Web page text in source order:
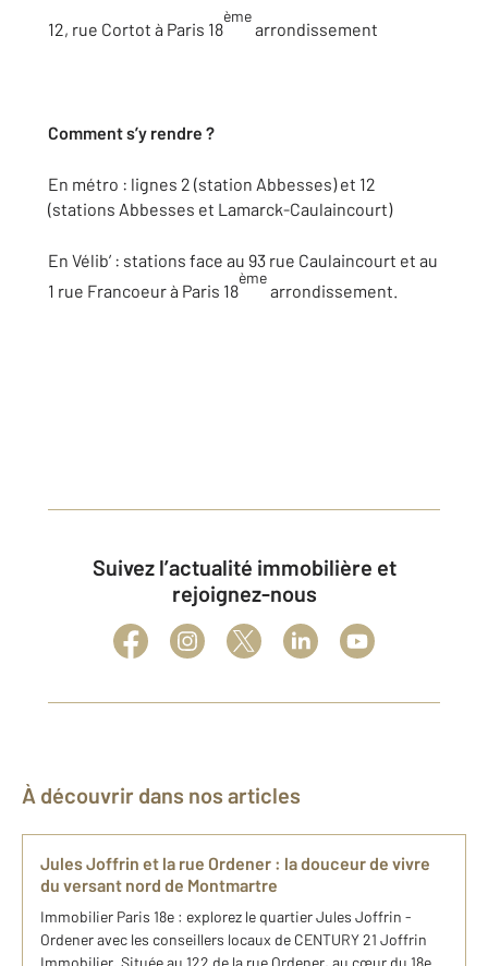
12, rue Cortot à Paris 18
ème
arrondissement
Comment s’y rendre ?
En métro : lignes 2 (station Abbesses) et 12
(stations Abbesses et Lamarck-Caulaincourt)
En Vélib’ : stations face au 93 rue Caulaincourt et au
1 rue Francoeur à Paris 18
ème
arrondissement.
Suivez l’actualité immobilière et
rejoignez-nous
À découvrir dans nos articles
Jules Joffrin et la rue Ordener : la douceur de vivre
du versant nord de Montmartre
Immobilier Paris 18e : explorez le quartier Jules Joffrin -
Ordener avec les conseillers locaux de CENTURY 21 Joffrin
Immobilier. Située au 122 de la rue Ordener, au cœur du 18e